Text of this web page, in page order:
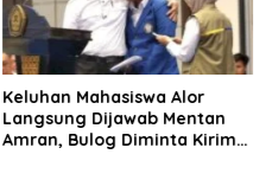
Keluhan Mahasiswa Alor
Langsung Dijawab Mentan
Amran, Bulog Diminta Kirim